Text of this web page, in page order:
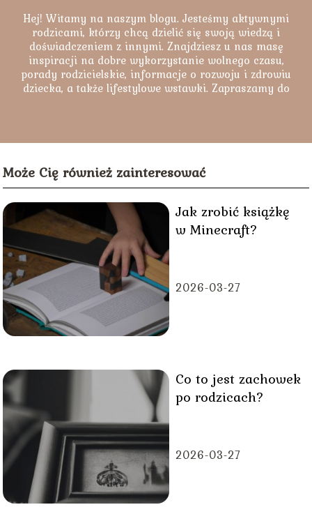
Hej! Witamy na naszym blogu. Jesteśmy aktywnymi
rodzicami, którzy chcą dzielić się swoją wiedzą i
doświadczeniem z innymi. Znajdziesz u nas masę
inspiracji na dobre wykorzystanie wolnego czasu,
porady rodzicielskie, informacje o rozwoju i zdrowiu
dziecka, a także lifestylowe wstawki. Zapraszamy do
Może Cię również zainteresować
Jak zrobić książkę
w Minecraft?
2026-03-27
Co to jest zachowek
po rodzicach?
2026-03-27